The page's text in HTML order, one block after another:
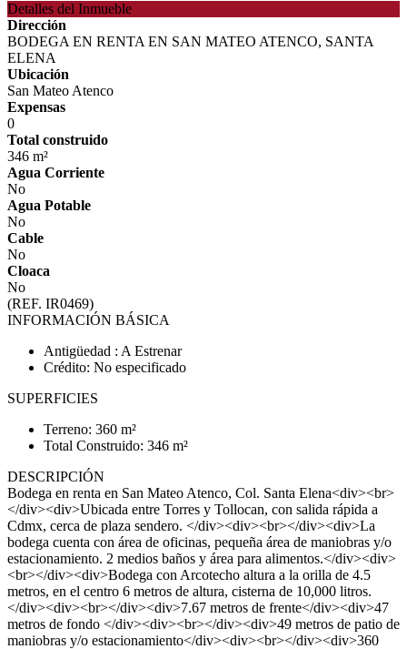
Detalles del Inmueble
Dirección
BODEGA EN RENTA EN SAN MATEO ATENCO, SANTA
ELENA
Ubicación
San Mateo Atenco
Expensas
0
Total construido
346 m²
Agua Corriente
No
Agua Potable
No
Cable
No
Cloaca
No
(REF. IR0469)
INFORMACIÓN BÁSICA
Antigüedad : A Estrenar
Crédito: No especificado
SUPERFICIES
Terreno: 360 m²
Total Construido: 346 m²
DESCRIPCIÓN
Bodega en renta en San Mateo Atenco, Col. Santa Elena<div><br>
</div><div>Ubicada entre Torres y Tollocan, con salida rápida a
Cdmx, cerca de plaza sendero. </div><div><br></div><div>La
bodega cuenta con área de oficinas, pequeña área de maniobras y/o
estacionamiento. 2 medios baños y área para alimentos.</div><div>
<br></div><div>Bodega con Arcotecho altura a la orilla de 4.5
metros, en el centro 6 metros de altura, cisterna de 10,000 litros.
</div><div><br></div><div>7.67 metros de frente</div><div>47
metros de fondo </div><div><br></div><div>49 metros de patio de
maniobras y/o estacionamiento</div><div><br></div><div>360